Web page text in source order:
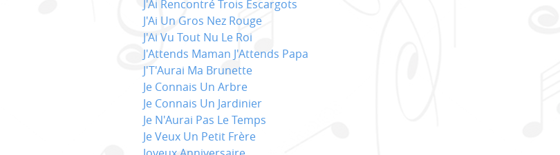
J'Ai Rencontré Trois Escargots
J'Ai Un Gros Nez Rouge
J'Ai Vu Tout Nu Le Roi
J'Attends Maman J'Attends Papa
J'T'Aurai Ma Brunette
Je Connais Un Arbre
Je Connais Un Jardinier
Je N'Aurai Pas Le Temps
Je Veux Un Petit Frère